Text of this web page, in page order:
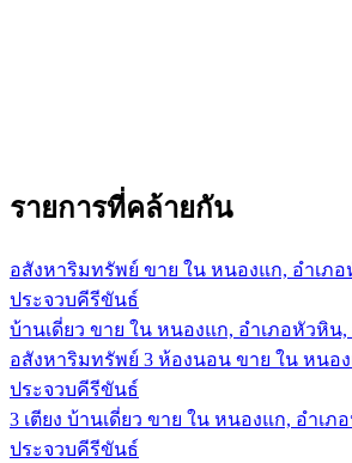
รายการที่คล้ายกัน
อสังหาริมทรัพย์ ขาย ใน หนองแก, อำเภ
ประจวบคีรีขันธ์
บ้านเดี่ยว ขาย ใน หนองแก, อำเภอหัวหิน
อสังหาริมทรัพย์ 3 ห้องนอน ขาย ใน หนอ
ประจวบคีรีขันธ์
3 เตียง บ้านเดี่ยว ขาย ใน หนองแก, อำเภ
ประจวบคีรีขันธ์